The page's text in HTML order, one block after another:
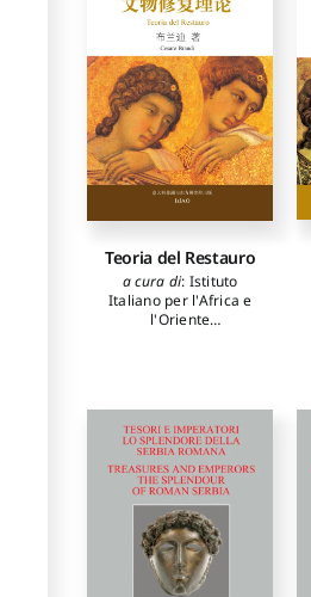
Teoria del Restauro
a cura di: Istituto
Italiano per l'Africa e
l'Oriente